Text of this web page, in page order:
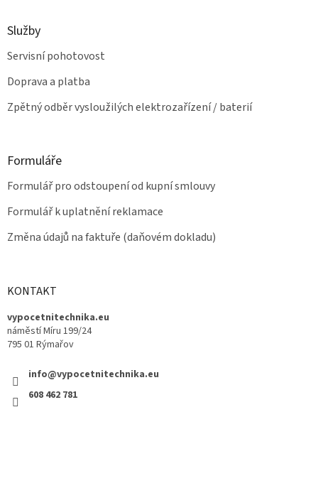
Služby
Servisní pohotovost
Doprava a platba
Zpětný odběr vysloužilých elektrozařízení / baterií
Formuláře
Formulář pro odstoupení od kupní smlouvy
Formulář k uplatnění reklamace
Změna údajů na faktuře (daňovém dokladu)
KONTAKT
vypocetnitechnika.eu
náměstí Míru 199/24
795 01 Rýmařov
info@vypocetnitechnika.eu
608 462 781